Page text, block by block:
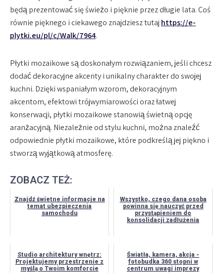
będą prezentować się świeżo i pięknie przez długie lata. Coś
równie pięknego i ciekawego znajdziesz tutaj https://e-
plytki.eu/pl/c/Walk/7964.
Płytki mozaikowe są doskonałym rozwiązaniem, jeśli chcesz
dodać dekoracyjne akcenty i unikalny charakter do swojej
kuchni. Dzięki wspaniałym wzorom, dekoracyjnym
akcentom, efektowi trójwymiarowości oraz łatwej
konserwacji, płytki mozaikowe stanowią świetną opcję
aranżacyjną. Niezależnie od stylu kuchni, można znaleźć
odpowiednie płytki mozaikowe, które podkreślą jej piękno i
stworzą wyjątkową atmosferę.
ZOBACZ TEŻ:
Znajdź świetne informacje na
temat ubezpieczenia
samochodu
Wszystko, czego dana osoba
powinna się nauczyć przed
przystąpieniem do
konsolidacji zadłużenia
Studio architektury wnętrz:
Projektujemy przestrzenie z
myślą o Twoim komforcie
Światła, kamera, akcja -
fotobudka 360 stopni w
centrum uwagi imprezy